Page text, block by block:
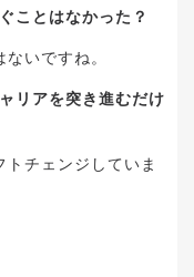
ことはなかった？
いですね。
リアを突き進むだけ
チェンジしていま